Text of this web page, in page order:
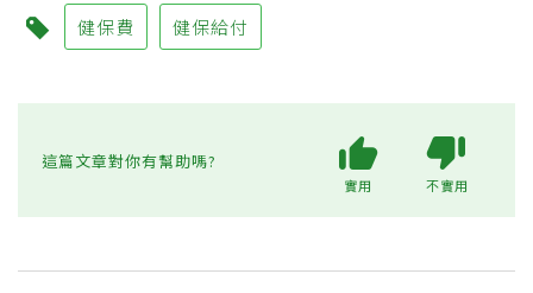
健保費 健保給付
這篇文章對你有幫助嗎?
實用 不實用